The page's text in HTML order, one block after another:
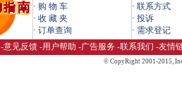
· 购 物 车
· 收 藏 夹
· 订单查询
· 联系方式
· 投诉
· 需求登记
-意见反馈 -用户帮助 -广告服务 -联系我们 -友情
© CopyRight 2001-2015,